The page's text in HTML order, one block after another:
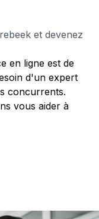
et devenez
en ligne est de
d'un expert
concurrents.
vous aider à